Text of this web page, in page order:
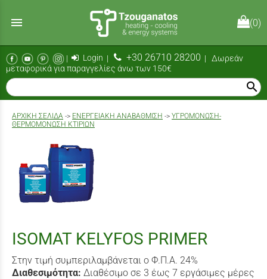
menu (0)
| Login | +30 26710 28200 | Δωρεάν
μεταφορικά για παραγγελίες άνω των 150€
search
AΡΧΙΚΉ ΣΕΛΊΔΑ -> ΕΝΕΡΓΕΙΑΚΗ ΑΝΑΒΑΘΜΙΣΗ -> ΥΓΡΟΜΌΝΩΣΗ-
ΘΕΡΜΟΜΌΝΩΣΗ ΚΤΙΡΊΩΝ
ISOMAT KELYFOS PRIMER
Στην τιμή συμπεριλαμβάνεται ο Φ.Π.Α. 24%
Διαθεσιμότητα: Διαθέσιμο σε 3 έως 7 εργάσιμες μέρες